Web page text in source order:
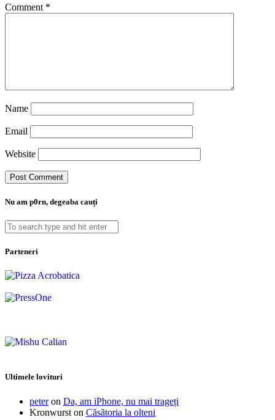
Comment *
Name
Email
Website
Nu am p0rn, degeaba cauți
Parteneri
Ultimele lovituri
peteron Da, am iPhone, nu mai trageți
Kronwurst on Căsătoria la olteni